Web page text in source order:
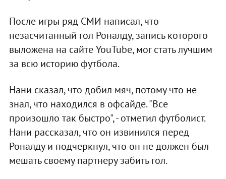
После игры ряд СМИ написал, что
незасчитанный гол Роналду, запись которого
выложена на сайте YouTube, мог стать лучшим
за всю историю футбола.
Нани сказал, что добил мяч, потому что не
знал, что находился в офсайде. "Все
произошло так быстро", - отметил футболист.
Нани рассказал, что он извинился перед
Роналду и подчеркнул, что он не должен был
мешать своему партнеру забить гол.